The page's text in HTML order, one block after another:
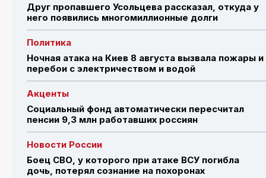
Друг пропавшего Усольцева рассказал, откуда у
него появились многомиллионные долги
Политика
Ночная атака на Киев 8 августа вызвала пожары и
перебои с электричеством и водой
Акценты
Социальный фонд автоматически пересчитал
пенсии 9,3 млн работавших россиян
Новости России
Боец СВО, у которого при атаке ВСУ погибла
дочь, потерял сознание на похоронах